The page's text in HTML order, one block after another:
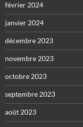
février 2024
janvier 2024
décembre 2023
novembre 2023
octobre 2023
septembre 2023
août 2023